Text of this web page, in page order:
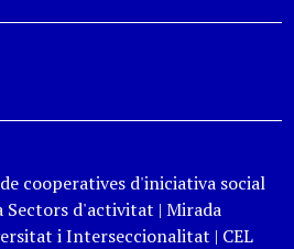
cooperatives d'iniciativa social
Sectors d'activitat | Mirada
i Interseccionalitat | CEL